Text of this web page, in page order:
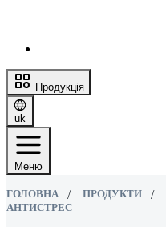
Продукція
uk
Меню
ГОЛОВНА ПРОДУКТИ
АНТИСТРЕС